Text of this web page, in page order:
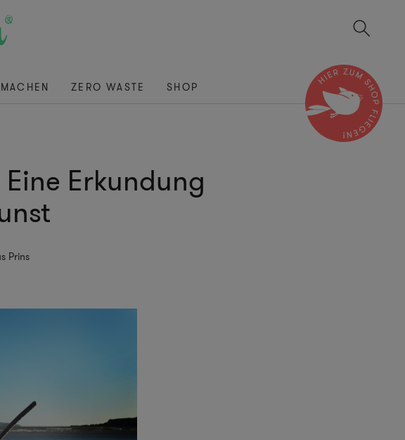
ZERO WASTE SHOP
Erkundung
Prins